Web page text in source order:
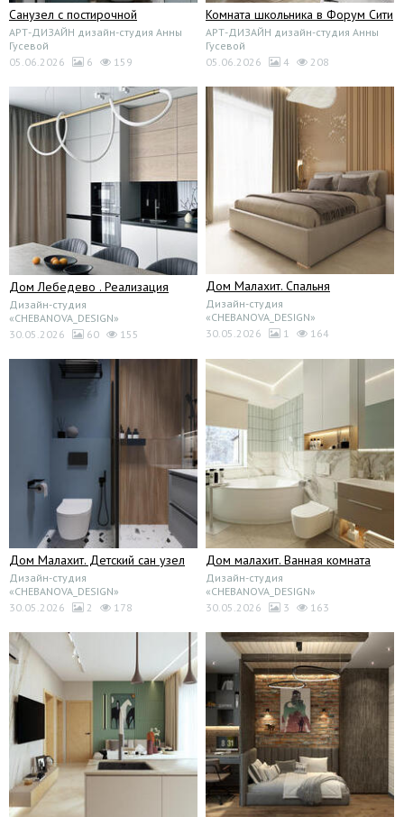
Санузел с постирочной
АРТ-ДИЗАЙН дизайн-студия Анны
Гусевой
05.06.2026
6 159
Комната школьника в Форум Сити
АРТ-ДИЗАЙН дизайн-студия Анны
Гусевой
05.06.2026
4 208
Дом Лебедево . Реализация
Дизайн-студия
«CHEBANOVA_DESIGN»
30.05.2026
60 155
Дом Малахит. Спальня
Дизайн-студия
«CHEBANOVA_DESIGN»
30.05.2026
1 164
Дом Малахит. Детский сан узел
Дизайн-студия
«CHEBANOVA_DESIGN»
30.05.2026
2 178
Дом малахит. Ванная комната
Дизайн-студия
«CHEBANOVA_DESIGN»
30.05.2026
3 163